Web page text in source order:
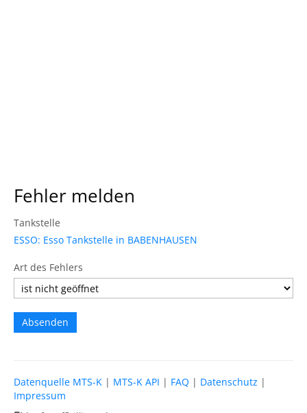
Fehler melden
Tankstelle
ESSO: Esso Tankstelle in BABENHAUSEN
Art des Fehlers
Datenquelle MTS-K | MTS-K API | FAQ | Datenschutz |
Impressum